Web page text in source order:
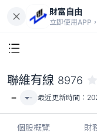
財富自由
立即使用APP
聯維有線 8976
- - 最近更新時間：
個股概覽 財